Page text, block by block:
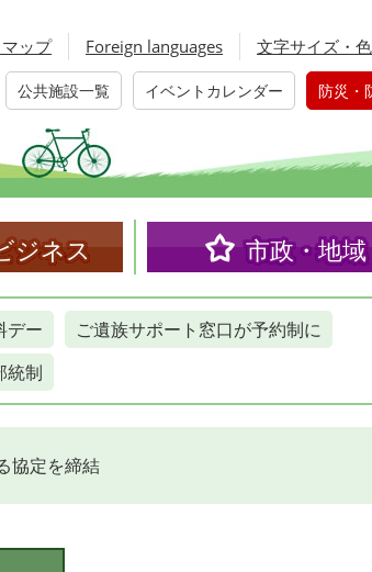
ップ Foreign languages 文字サイズ・
公共施設一覧 イベントカレンダー 防災・
ジネス 市政・地域
デー
ご遺族サポート窓口が予約制に
統制
協定を締結